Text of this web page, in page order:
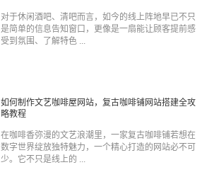
对于休闲酒吧、清吧而言，如今的线上阵地早已不只
是简单的信息告知窗口，更像是一扇能让顾客提前感
受到氛围、了解特色 ...
如何制作文艺咖啡屋网站，复古咖啡铺网站搭建全攻
略教程
在咖啡香弥漫的文艺浪潮里，一家复古咖啡铺若想在
数字世界绽放独特魅力，一个精心打造的网站必不可
少。它不只是线上的 ...